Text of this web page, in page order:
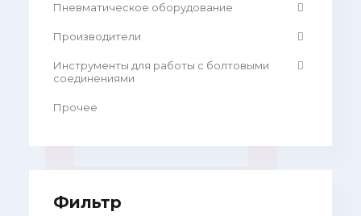
Пневматическое оборудование
Производители
Инструменты для работы с болтовыми
соединениями
Прочее
Фильтр